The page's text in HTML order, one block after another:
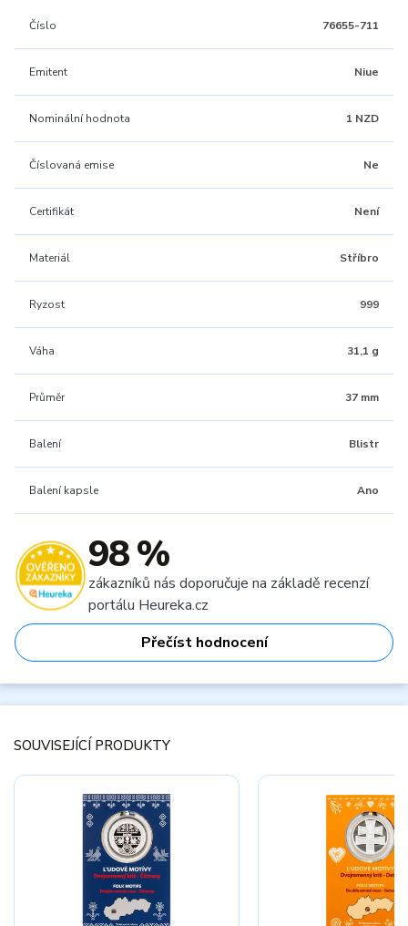
Číslo 76655-711
Emitent Niue
Nominální hodnota 1 NZD
Číslovaná emise Ne
Certifikát Není
Materiál Stříbro
Ryzost 999
Váha 31,1 g
Průměr 37 mm
Balení Blistr
Balení kapsle Ano
98 %
zákazníků nás doporučuje na základě recenzí
portálu Heureka.cz
Přečíst hodnocení
SOUVISEJÍCÍ PRODUKTY